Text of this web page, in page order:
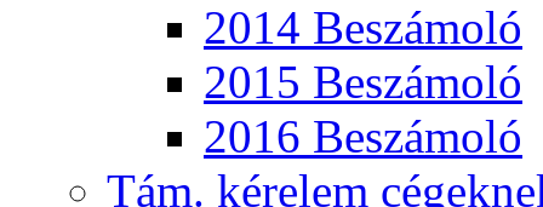
2014 Beszámoló
2015 Beszámoló
2016 Beszámoló
Tám. kérelem